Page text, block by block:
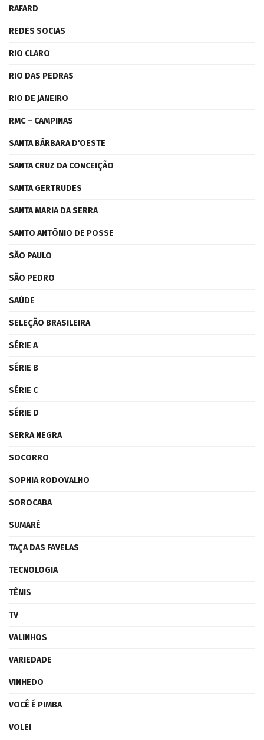
RAFARD
REDES SOCIAS
RIO CLARO
RIO DAS PEDRAS
RIO DE JANEIRO
RMC – CAMPINAS
SANTA BÁRBARA D'OESTE
SANTA CRUZ DA CONCEIÇÃO
SANTA GERTRUDES
SANTA MARIA DA SERRA
SANTO ANTÔNIO DE POSSE
SÃO PAULO
SÃO PEDRO
SAÚDE
SELEÇÃO BRASILEIRA
SÉRIE A
SÉRIE B
SÉRIE C
SÉRIE D
SERRA NEGRA
SOCORRO
SOPHIA RODOVALHO
SOROCABA
SUMARÉ
TAÇA DAS FAVELAS
TECNOLOGIA
TÊNIS
TV
VALINHOS
VARIEDADE
VINHEDO
VOCÊ É PIMBA
VOLEI